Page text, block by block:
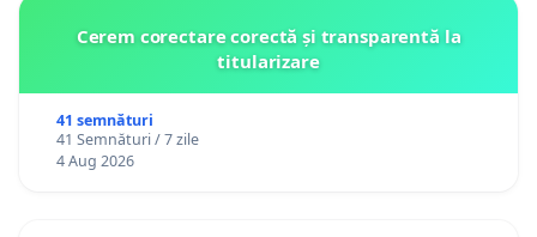
Cerem corectare corectă și transparentă la
titularizare
41 semnături
41 Semnături / 7 zile
4 Aug 2026